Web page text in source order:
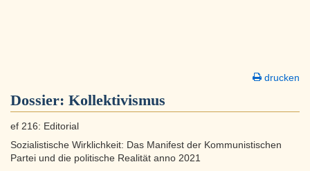
drucken
Dossier: Kollektivismus
ef 216: Editorial
Sozialistische Wirklichkeit: Das Manifest der Kommunistischen
Partei und die politische Realität anno 2021